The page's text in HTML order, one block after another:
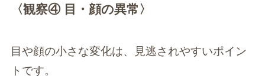
〈観察④ 目・顔の異常〉
目や顔の小さな変化は、見逃されやすいポイン
トです。